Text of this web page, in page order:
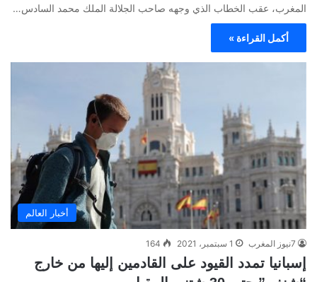
المغرب، عقب الخطاب الذي وجهه صاحب الجلالة الملك محمد السادس…
أكمل القراءة »
أخبار العالم
7نيوز المغرب 1 سبتمبر، 2021 164
إسبانيا تمدد القيود على القادمين إليها من خارج